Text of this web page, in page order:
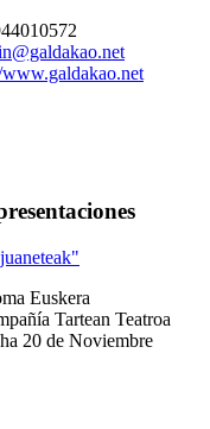
Euskera
Tartean Teatroa
20 de Noviembre